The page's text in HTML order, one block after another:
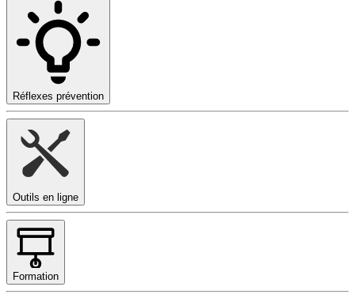
Réflexes prévention
Outils en ligne
Formation